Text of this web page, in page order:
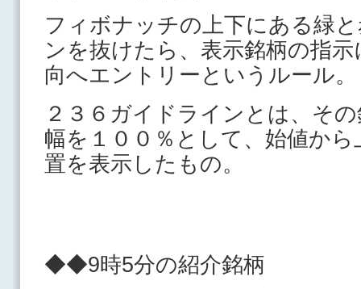
フィボナッチの上下にある緑
ンを抜けたら、表示銘柄の指
向へエントリーというルール。
２３６ガイドラインとは、そ
幅を１００％として、始値か
置を表示したもの。
◆◆9時5分の紹介銘柄